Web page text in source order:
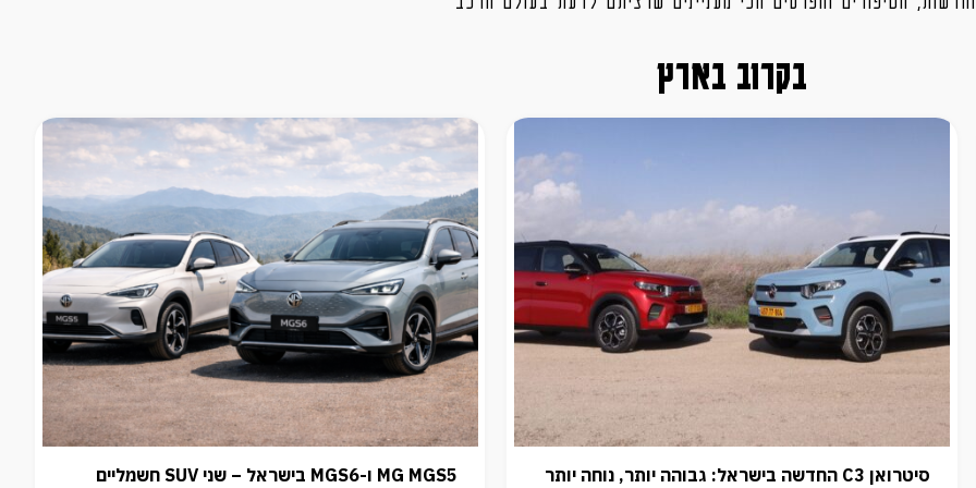
בקרוב בארץ
סיטרואן C3 החדשה בישראל: גבוהה יותר, נוחה יותר MG MGS5 ו-MGS6 בישראל – שני SUV חשמליים